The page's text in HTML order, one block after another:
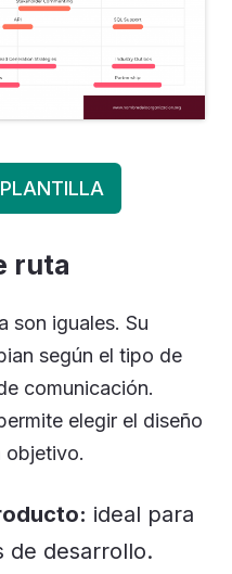
ruta
son iguales. Su
según el tipo de
comunicación.
elegir el diseño
objetivo.
ideal para
de desarrollo.